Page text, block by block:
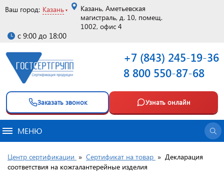
Ваш город: Казань
Казань, Аметьевская
магистраль, д. 10, помещ.
1002, офис 4
с 9:00 до 18:00
+7 (843) 245-19-36
8 800 550-87-68
Заказать звонок Узнать онлайн
МЕНЮ
Центр сертификации » Сертификат на товар » Декларация
соответствия на кожгалантерейные изделия